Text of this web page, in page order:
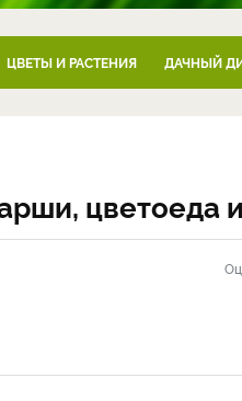
ЦВЕТЫ И РАСТЕНИЯ ДАЧНЫЙ
цветоеда